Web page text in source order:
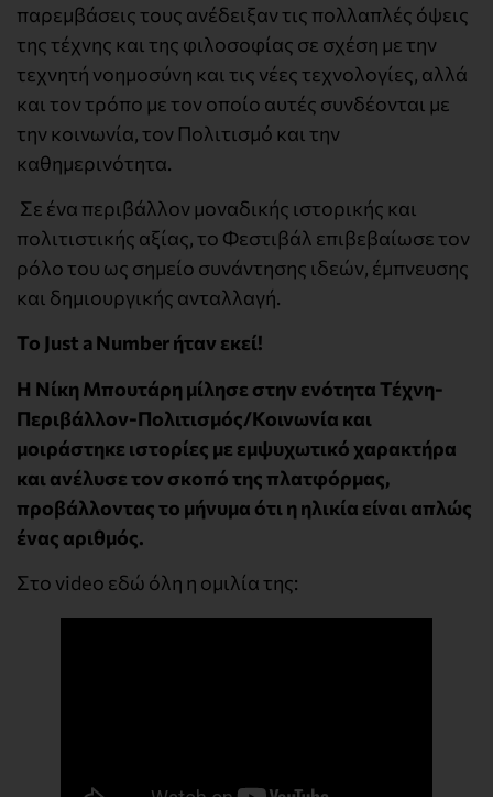
παρεμβάσεις τους ανέδειξαν τις πολλαπλές όψεις
της τέχνης και της φιλοσοφίας σε σχέση με την
τεχνητή νοημοσύνη και τις νέες τεχνολογίες, αλλά
και τον τρόπο με τον οποίο αυτές συνδέονται με
την κοινωνία, τον Πολιτισμό και την
καθημερινότητα.
Σε ένα περιβάλλον μοναδικής ιστορικής και
πολιτιστικής αξίας, το Φεστιβάλ επιβεβαίωσε τον
ρόλο του ως σημείο συνάντησης ιδεών, έμπνευσης
και δημιουργικής ανταλλαγή.
To Just a Numberήταν εκεί!
Η Νίκη Μπουτάρη μίλησε στην ενότητα Τέχνη-
Περιβάλλον-Πολιτισμός/Κοινωνία και
μοιράστηκε ιστορίες με εμψυχωτικό χαρακτήρα
και ανέλυσε τον σκοπό της πλατφόρμας,
προβάλλοντας το μήνυμα ότι η ηλικία είναι απλώς
ένας αριθμός.
Στο video εδώ όλη η ομιλία της: